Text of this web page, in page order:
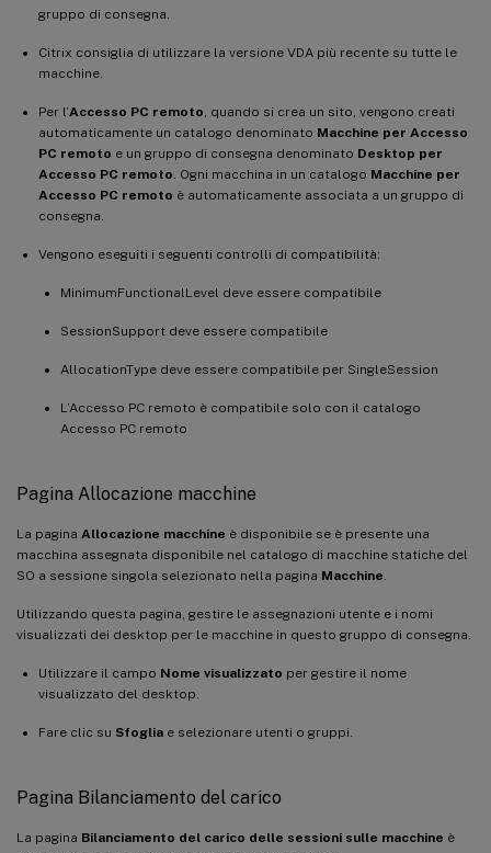
gruppo di consegna.
Citrix consiglia di utilizzare la versione VDA più recente su tutte le
macchine.
Per l’Accesso PC remoto , quando si crea un sito, vengono creati
automaticamente un catalogo denominato Macchine per Accesso
PC remoto e un gruppo di consegna denominato Desktop per
Accesso PC remoto . Ogni macchina in un catalogo Macchine per
Accesso PC remoto è automaticamente associata a un gruppo di
consegna.
Vengono eseguiti i seguenti controlli di compatibilità:
MinimumFunctionalLevel deve essere compatibile
SessionSupport deve essere compatibile
AllocationType deve essere compatibile per SingleSession
L’Accesso PC remoto è compatibile solo con il catalogo
Accesso PC remoto
Pagina Allocazione macchine
La pagina Allocazione macchine è disponibile se è presente una
macchina assegnata disponibile nel catalogo di macchine statiche del
SO a sessione singola selezionato nella pagina Macchine
Utilizzando questa pagina, gestire le assegnazioni utente e i nomi
visualizzati dei desktop per le macchine in questo gruppo di consegna.
Utilizzare il campo Nome visualizzato per gestire il nome
visualizzato del desktop.
Fare clic su Sfoglia e selezionare utenti o gruppi.
Pagina Bilanciamento del carico
La pagina Bilanciamento del carico delle sessioni sulle macchine è